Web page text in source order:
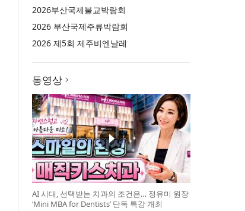
2026부산국제불교박람회
2026 부산국제주류박람회
2026 제5회 제주비엔날레
동영상
AI 시대, 선택받는 치과의 조건은… 정유미 원장
‘Mini MBA for Dentists’ 단독 특강 개최